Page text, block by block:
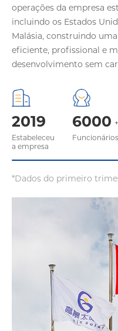
operações da empresa
incluindo os Estados
Malásia, construindo
eficiente, profissional e
desenvolvimento sem
2019
Estabeleceu
a empresa
6000 +
*Dados do primeiro